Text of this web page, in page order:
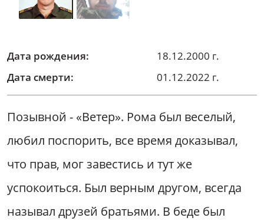
Дата рождения:
18.12.2000 г.
Дата смерти:
01.12.2022 г.
Позывной - «Ветер». Рома был веселый,
любил поспорить, все время доказывал,
что прав, мог завестись и тут же
успокоиться. Был верным другом, всегда
называл друзей братьями. В беде был